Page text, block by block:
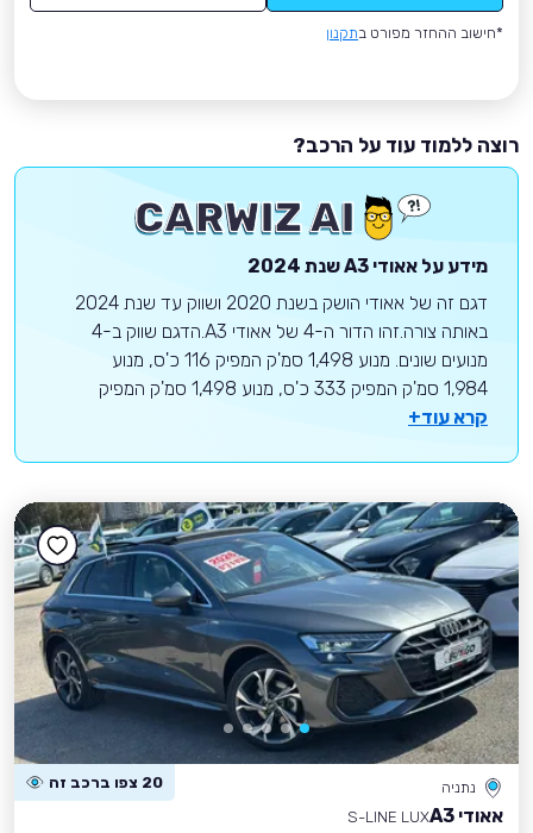
*חישוב ההחזר מפורט בתקנון
רוצה ללמוד עוד על הרכב?
מידע על אאודי A3שנת 2024
דגם זה של אאודי הושק בשנת 2020 ושווק עד שנת 2024
באותה צורה.זהו הדור ה-4 של אאודי A3.הדגם שווק ב-4
מנועים שונים. מנוע 1,498 סמ'ק המפיק 116 כ'ס, מנוע
1,984 סמ'ק המפיק 333 כ'ס, מנוע 1,498 סמ'ק המפיק
קרא עוד+
נתניה 20 צפו ברכב זה
אאודי A3
S-LINE LUX